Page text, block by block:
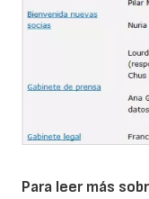
Para leer más